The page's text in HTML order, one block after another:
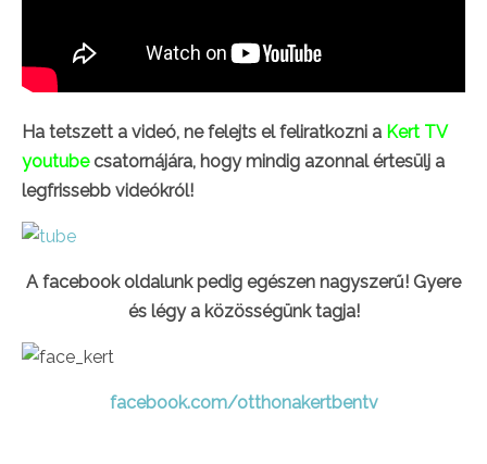
Ha tetszett a videó, ne felejts el feliratkozni a Kert TV
youtube csatornájára, hogy mindig azonnal értesülj a
legfrissebb videókról!
A facebook oldalunk pedig egészen nagyszerű! Gyere
és légy a közösségünk tagja!
facebook.com/otthonakertbentv